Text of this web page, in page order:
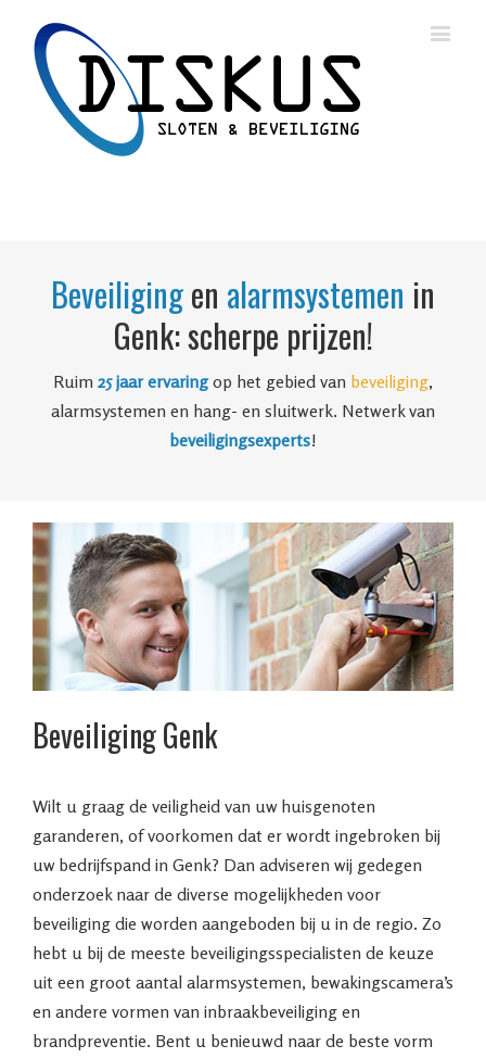
Beveiligingen alarmsystemen in
Genk: scherpe prijzen!
Ruim 25 jaar ervaringop het gebied van beveiliging,
alarmsystemen en hang- en sluitwerk. Netwerk van
beveiligingsexperts!
Beveiliging Genk
Wilt u graag de veiligheid van uw huisgenoten
garanderen, of voorkomen dat er wordt ingebroken bij
uw bedrijfspand in Genk? Dan adviseren wij gedegen
onderzoek naar de diverse mogelijkheden voor
beveiliging die worden aangeboden bij u in de regio. Zo
hebt u bij de meeste beveiligingsspecialisten de keuze
uit een groot aantal alarmsystemen, bewakingscamera’s
en andere vormen van inbraakbeveiliging en
brandpreventie. Bent u benieuwd naar de beste vorm